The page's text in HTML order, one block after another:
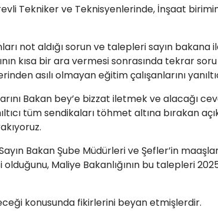
Tekniker ve Teknisyenlerinde, İnşaat
not aldığı sorun ve talepleri sayın
kısa bir ara vermesi sonrasında tekrar
asılı olmayan eğitim çalışanlarını
Bakan bey’e bizzat iletmek ve alacağı
tüm sendikaları töhmet altına bırakan
Bakan Şube Müdürleri ve Şefler’in
Maliye Bakanlığının bu talepleri
konusunda fikirlerini beyan etmişlerdir.